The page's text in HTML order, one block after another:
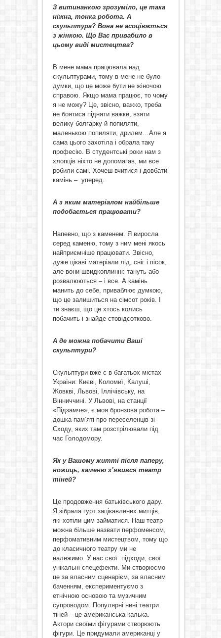
З витинанкою зрозуміло, це така
ніжна, тонка робота. А
скульптура? Вона не асоціюється
з жінкою. Що Вас привабило в
цьому виді мистецтва?
В мене мама працювала над
скульптурами, тому в мене не було
думки, що це може бути не жіночою
справою. Якщо мама працює, то чому
я не можу? Це, звісно, важко, треба
не боятися підняти важке, взяти
велику болгарку й попиляти,
маленькою попиляти, дрилем…Але я
сама цього захотіла і обрала таку
професію. В студентські роки нам з
хлопців ніхто не допомагав, ми все
робили самі. Хочеш вчитися і довбати
камінь – уперед.
А з яким матеріалом найбільше
подобається працювати?
Напевно, що з каменем. Я виросла
серед каменю, тому з ним мені якось
найприємніше працювати. Звісно,
дуже цікаві матеріали лід, сніг і пісок,
але вони швидкоплинні: тануть або
розвалюються – і все. А камінь
манить до себе, приваблює думкою,
що це залишиться на сімсот років. І
ти знаєш, що це хтось колись
побачить і знайде стовідсотково.
А де можна побачити Ваші
скульптури?
Скульптури вже є в багатьох містах
України: Києві, Коломиї, Калуші,
Жовкві, Львові, Іллічівську, на
Вінниччині. У Львові, на станції
«Підзамче», є моя бронзова робота –
дошка пам’яті про переселенців зі
Сходу, яких там розстрілювали під
час Голодомору.
Як у Вашому житті після паперу,
ножиць, каменю з’явився театр
тіней?
Це продовження батьківського дару.
Я зібрала гурт зацікавлених митців,
які хотіли цим займатися. Наш театр
можна більше назвати перфоменсом,
перфомативним мистецтвом, тому що
до класичного театру ми не
належимо. У нас свої підходи, свої
унікальні спецефекти. Ми створюємо
це за власним сценарієм, за власним
баченням, експериментуємо з
етнічною основою та музичним
супроводом. Популярні нині театри
тіней – це американська калька.
Актори своїми фігурами створюють
фігури. Це придумали американці у